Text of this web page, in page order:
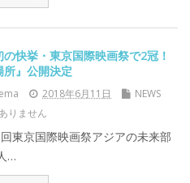
の快挙・東京国際映画祭で2冠！
所』公開決定
2018年6月11日
NEWS
りません
東京国際映画祭アジアの未来部
…